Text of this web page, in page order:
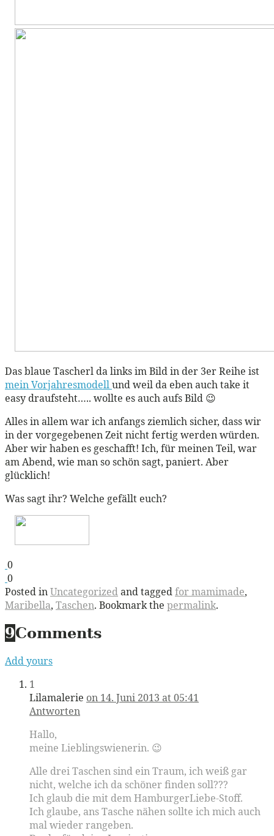
Das blaue Tascherl da links im Bild in der 3er Reihe ist
mein Vorjahresmodellund weil da eben auch take it
easy draufsteht….. wollte es auch aufs Bild 😉
Alles in allem war ich anfangs ziemlich sicher, dass wir
in der vorgegebenen Zeit nicht fertig werden würden.
Aber wir haben es geschafft! Ich, für meinen Teil, war
am Abend, wie man so schön sagt, paniert. Aber
glücklich!
Was sagt ihr? Welche gefällt euch?
0
0
Posted inUncategorizedand taggedfor mamimade,
Maribella, Taschen. Bookmark the permalink.
9Comments
Add yours
1
Lilamalerie on 14. Juni 2013 at 05:41
Antworten
Hallo,
meine Lieblingswienerin. 😉
Alle drei Taschen sind ein Traum, ich weiß gar
nicht, welche ich da schöner finden soll???
Ich glaub die mit dem HamburgerLiebe-Stoff.
Ich glaube, ans Tasche nähen sollte ich mich auch
mal wieder rangeben.